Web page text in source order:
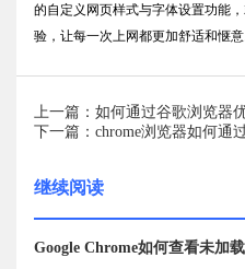
的自定义网页样式与字体设置功能
验，让每一次上网都更加舒适和惬意
上一篇：如何通过谷歌浏览器
下一篇：chrome浏览器如何通
继续阅读
Google Chrome如何查看未加